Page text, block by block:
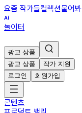
요즘 작가들컬렉션물어봐
놀이터
광고 상품
광고 상품
작가 지원
로그인
회원가입
콘텐츠